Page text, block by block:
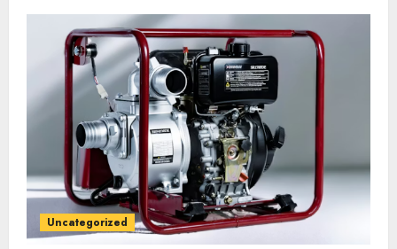
Uncategorized